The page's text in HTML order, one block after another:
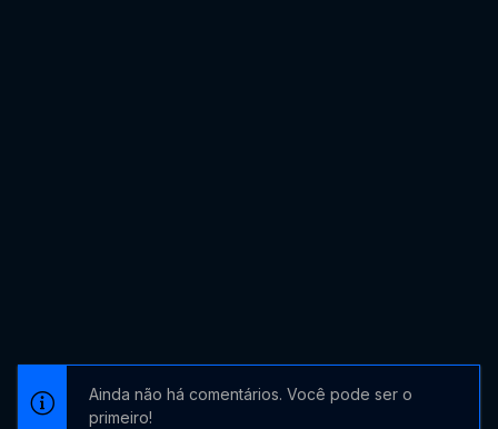
Ainda não há comentários. Você pode ser o
primeiro!